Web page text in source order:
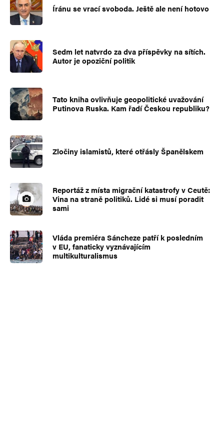
Íránu se vrací svoboda. Ještě ale není hotovo
Sedm let natvrdo za dva příspěvky na sítích.
Autor je opoziční politik
Tato kniha ovlivňuje geopolitické uvažování
Putinova Ruska. Kam řadí Českou republiku?
Zločiny islamistů, které otřásly Španělskem
Reportáž z místa migrační katastrofy v Ceutě:
Vina na straně politiků. Lidé si musí poradit
sami
Vláda premiéra Sáncheze patří k posledním
v EU, fanaticky vyznávajícím
multikulturalismus